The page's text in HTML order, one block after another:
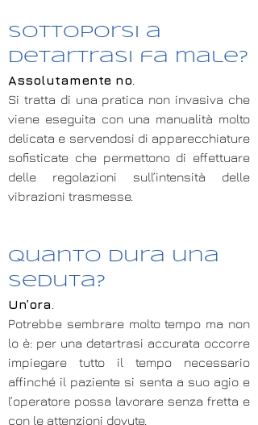
Sottoporsi a
detartrasi fa male?
Assolutamente no
Si tratta di una pratica non invasiva che
viene eseguita con una manualità molto
delicata e servendosi di apparecchiature
sofisticate che permettono di effettuare
delle regolazioni sull’intensità delle
vibrazioni trasmesse.
Quanto dura una
seduta?
Un’ora
Potrebbe sembrare molto tempo ma non
lo è: per una detartrasi accurata occorre
impiegare tutto il tempo necessario
affinché il paziente si senta a suo agio e
l’operatore possa lavorare senza fretta e
con le attenzioni dovute.